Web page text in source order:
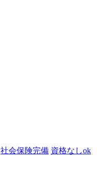
社会保険完備 資格なしok